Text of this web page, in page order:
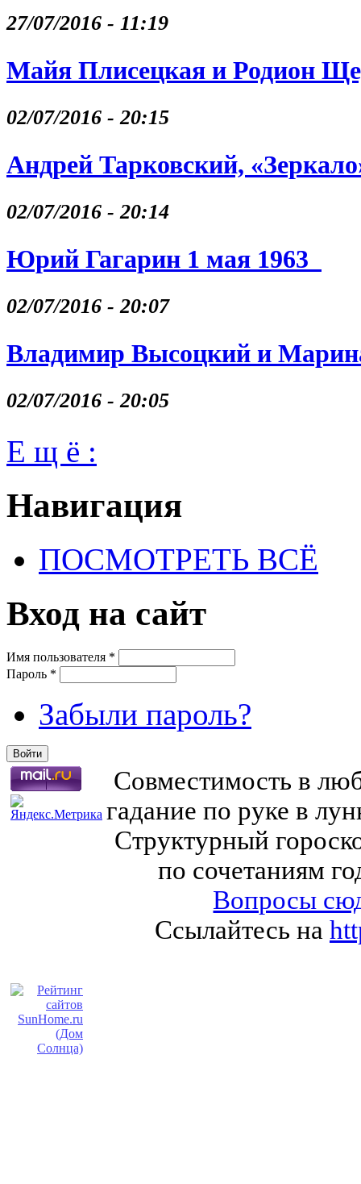
27/07/2016 - 11:19
Майя Плисецкая и Родион
02/07/2016 - 20:15
Андрей Тарковский,
02/07/2016 - 20:14
Юрий Гагарин 1 мая 1963
02/07/2016 - 20:07
Владимир Высоцкий и
02/07/2016 - 20:05
Е щ ё :
Навигация
ПОСМОТРЕТЬ ВСЁ
Вход на сайт
Имя пользователя *
Пароль *
Забыли пароль?
Совместимость в
гадание по руке в
Структурный
по сочетаниям
Вопросы
Ссылайтесь на